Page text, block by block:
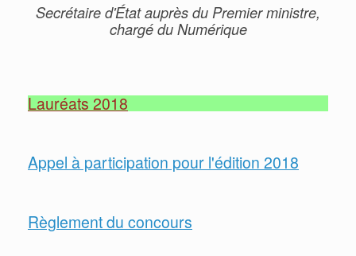
Secrétaire d'État auprès du Premier ministre,
chargé du Numérique
Lauréats 2018
Appel à participation pour l'édition 2018
Règlement du concours